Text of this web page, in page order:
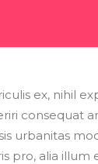
ex, nihil
consequat
urbanitas
pro, alia illum